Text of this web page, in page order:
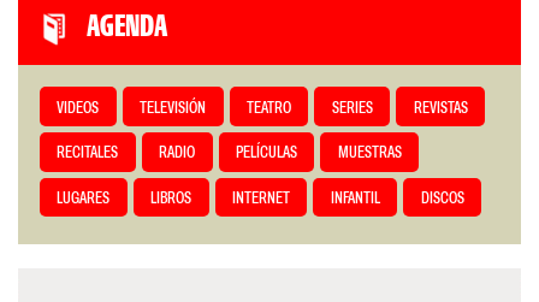
AGENDA
VIDEOS TELEVISIÓN TEATRO SERIES REVISTAS
RECITALES RADIO PELÍCULAS MUESTRAS
LUGARES LIBROS INTERNET INFANTIL DISCOS